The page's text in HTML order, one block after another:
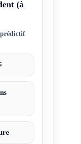
(à